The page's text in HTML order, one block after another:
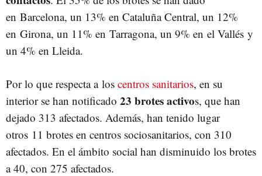
en Barcelona, un 13% en Cataluña Central, un 12%
en Girona, un 11% en Tarragona, un 9% en el Vallés y
un 4% en Lleida.
Por lo que respecta a los centros sanitarios, en su
interior se han notificado 23 brotes activos, que han
dejado 313 afectados. Además, han tenido lugar
otros 11 brotes en centros sociosanitarios, con 310
afectados. En el ámbito social han disminuido los brotes
a 40, con 275 afectados.